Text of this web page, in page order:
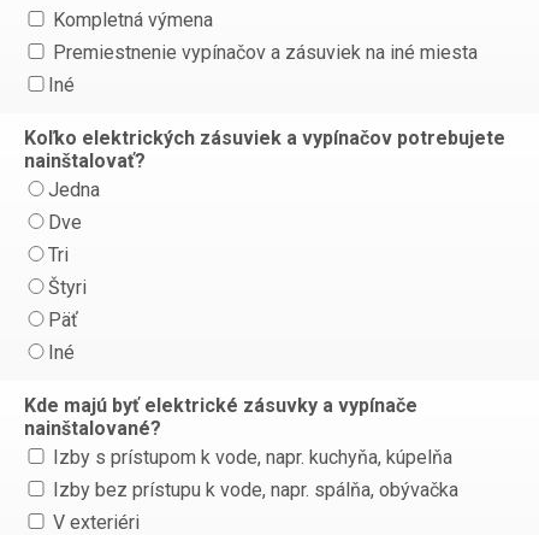
Kompletná výmena
Premiestnenie vypínačov a zásuviek na iné miesta
Iné
Koľko elektrických zásuviek a vypínačov potrebujete
nainštalovať?
Jedna
Dve
Tri
Štyri
Päť
Iné
Kde majú byť elektrické zásuvky a vypínače
nainštalované?
Izby s prístupom k vode, napr. kuchyňa, kúpelňa
Izby bez prístupu k vode, napr. spálňa, obývačka
V exteriéri